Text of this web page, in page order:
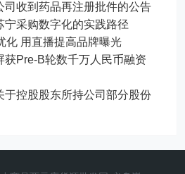
司收到药品再注册批件的公告
宁采购数字化的实践路径
化 用直播提高品牌曝光
获Pre-B轮数千万人民币融资
于控股股东所持公司部分股份